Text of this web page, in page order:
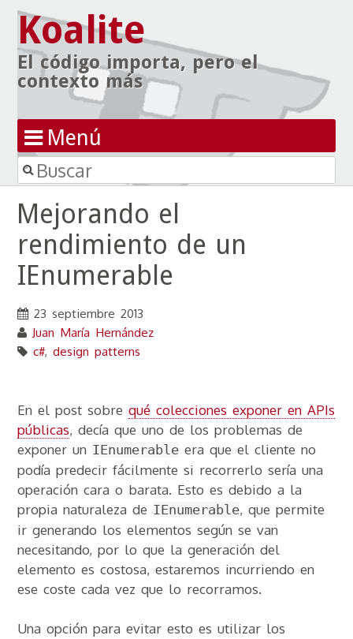
Koalite
El código importa, pero el
contexto más
Menú
Ir al contenido
Buscar
Mejorando el
rendimiento de un
IEnumerable
23 septiembre 2013
Juan María Hernández
c#,design patterns
En el post sobrequé colecciones exponer en APIs
públicas, decía que uno de los problemas de
exponer un IEnumerable era que el cliente no
podía predecir fácilmente si recorrerlo sería una
operación cara o barata. Esto es debido a la
propia naturaleza de IEnumerable, que permite
ir generando los elementos según se van
necesitando, por lo que la generación del
elemento es costosa, estaremos incurriendo en
ese coste cada vez que lo recorramos.
Una opción para evitar esto es utilizar los